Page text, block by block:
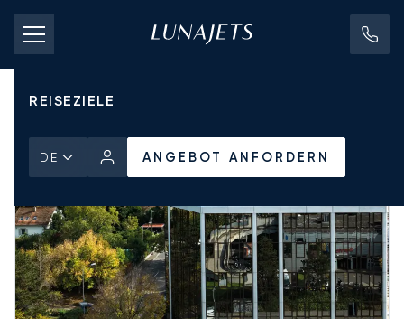
CHARTERPREISE
PRIVATJETS
REISEZIELE
DE ANGEBOT ANFORDERN